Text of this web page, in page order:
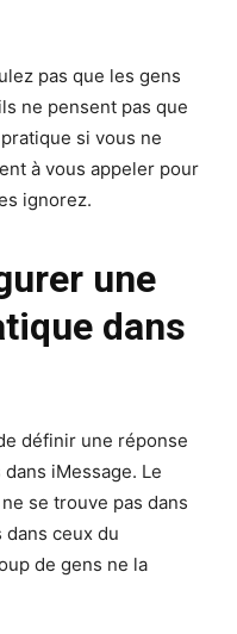
pas que les gens
ne pensent pas que
si vous ne
à vous appeler pour
ignorez.
une
dans
définir une réponse
iMessage. Le
se trouve pas dans
dans ceux du
de gens ne la